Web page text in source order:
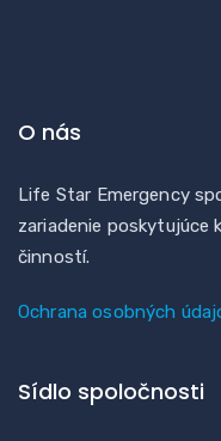
O nás
Life Star Emergency
zariadenie poskytujúce
činností.
Ochrana osobných
Sídlo spoločnosti